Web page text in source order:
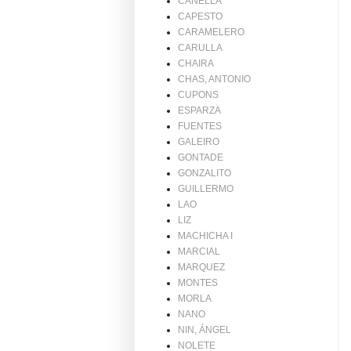
CAPESTO
CARAMELERO
CARULLA
CHAIRA
CHAS, ANTONIO
CUPONS
ESPARZA
FUENTES
GALEIRO
GONTADE
GONZALITO
GUILLERMO
LAO
LIZ
MACHICHA I
MARCIAL
MARQUEZ
MONTES
MORLA
NANO
NIN, ÁNGEL
NOLETE